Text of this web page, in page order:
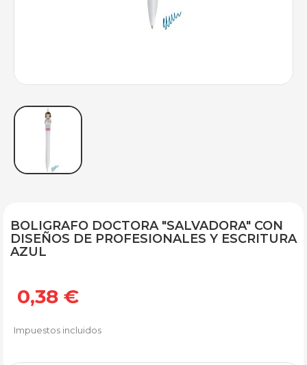
BOLIGRAFO DOCTORA "SALVADORA" CON
DISEÑOS DE PROFESIONALES Y ESCRITURA
AZUL
0,38 €
Impuestos incluidos